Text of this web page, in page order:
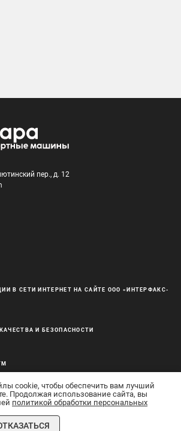
пер., д. 12
В СЕТИ ИНТЕРНЕТ НА САЙТЕ ООО «ИНТЕРФАКС-
И БЕЗОПАСНОСТИ
Машины» © 2011–26 Все права защищены
cookie, чтобы обеспечить вам лучший
Продолжая использование сайта, вы
политикой обработки персональных